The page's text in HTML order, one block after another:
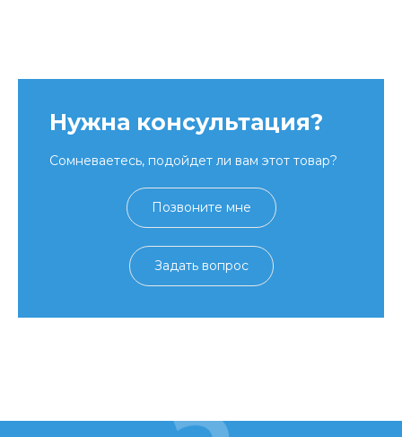
Нужна консультация?
Сомневаетесь, подойдет ли вам этот товар?
Позвоните мне
Задать вопрос